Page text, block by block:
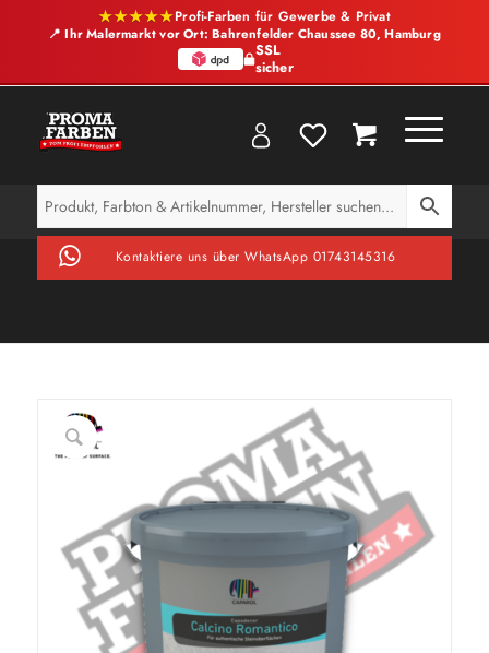
★★★★★Profi-Farben für Gewerbe & Privat
📍 Ihr Malermarkt vor Ort: Bahrenfelder Chaussee 80, Hamburg
SSL
sicher
Kontaktiere uns über WhatsApp 01743145316